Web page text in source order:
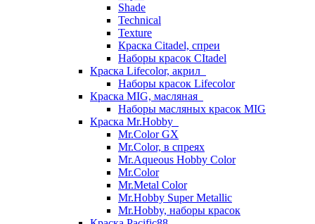
Shade
Technical
Texture
Краска Citadel, спреи
Наборы красок CItadel
Краска Lifecolor, акрил
Наборы красок Lifecolor
Краска MIG, масляная
Наборы масляных красок MIG
Краска Mr.Hobby
Mr.Color GX
Mr.Color, в спреях
Mr.Aqueous Hobby Color
Mr.Color
Mr.Metal Color
Mr.Hobby Super Metallic
Mr.Hobby, наборы красок